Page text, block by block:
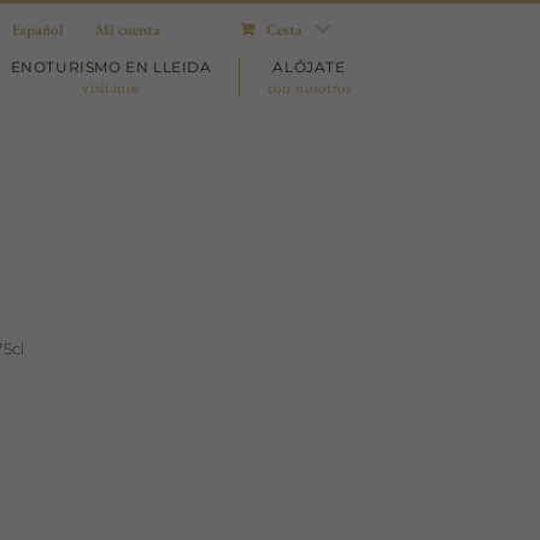
Español Mi cuenta Cesta
ENOTURISMO EN LLEIDA
visítanos
ALÓJATE
con nosotros